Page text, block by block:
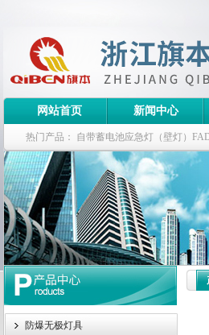
网站首页 新闻中心
热门产品： 自带蓄电池应急灯（壁灯）
栏式无极灯 G9960-W120W长寿无极工厂
防爆泛光灯
防爆无极灯具